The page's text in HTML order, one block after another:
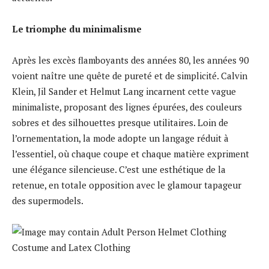
Le triomphe du minimalisme
Après les excès flamboyants des années 80, les années 90
voient naître une quête de pureté et de simplicité. Calvin
Klein, Jil Sander et Helmut Lang incarnent cette vague
minimaliste, proposant des lignes épurées, des couleurs
sobres et des silhouettes presque utilitaires. Loin de
l’ornementation, la mode adopte un langage réduit à
l’essentiel, où chaque coupe et chaque matière expriment
une élégance silencieuse. C’est une esthétique de la
retenue, en totale opposition avec le glamour tapageur
des supermodels.